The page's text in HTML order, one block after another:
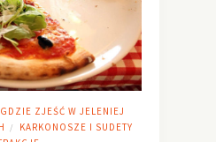
GDZIE ZJEŚĆ W JELENIEJ
/
KARKONOSZE I SUDETY